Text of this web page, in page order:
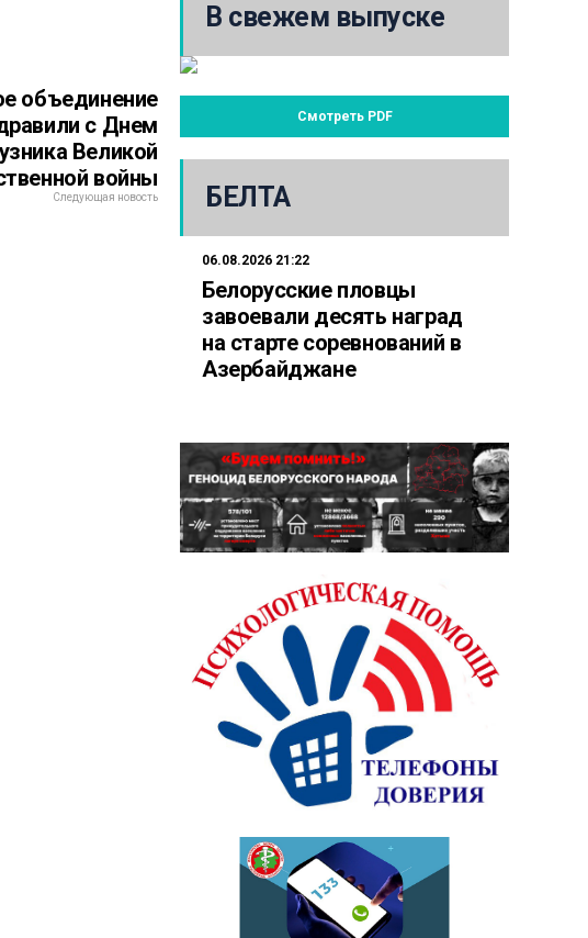
объединение
с Днем
Великой
войны
Следующая новость
В свежем выпуске
Смотреть PDF
БЕЛТА
06.08.2026 21:22
Белорусские пловцы
завоевали десять наград
на старте соревнований в
Азербайджане